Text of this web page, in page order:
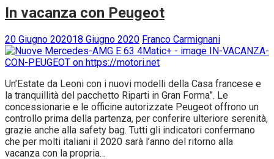
In vacanza con Peugeot
20 Giugno 202018 Giugno 2020 Franco Carmignani
Un’Estate da Leoni con i nuovi modelli della Casa francese e
la tranquillità del pacchetto Riparti in Gran Forma”. Le
concessionarie e le officine autorizzate Peugeot offrono un
controllo prima della partenza, per conferire ulteriore serenità,
grazie anche alla safety bag. Tutti gli indicatori confermano
che per molti italiani il 2020 sarà l’anno del ritorno alla
vacanza con la propria…